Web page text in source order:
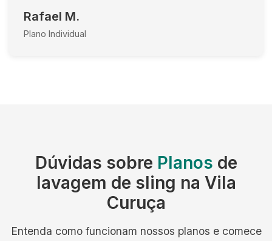
Rafael M.
Plano Individual
Dúvidas sobre Planos de
lavagem de sling na Vila
Curuça
Entenda como funcionam nossos planos e comece